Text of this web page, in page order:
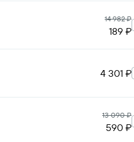
14 982 ₽
189 ₽
4 301 ₽
13 090 ₽
590 ₽